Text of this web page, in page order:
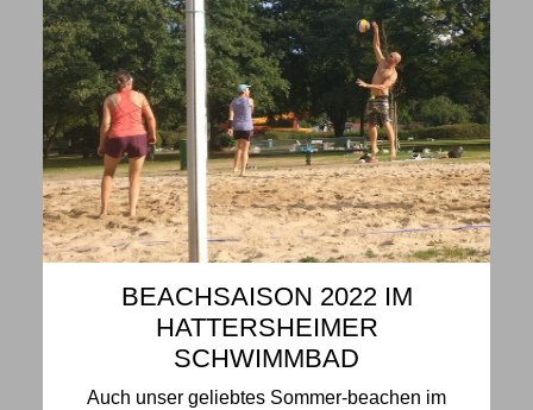
BEACHSAISON 2022 IM
HATTERSHEIMER
SCHWIMMBAD
Auch unser geliebtes Sommer-beachen im